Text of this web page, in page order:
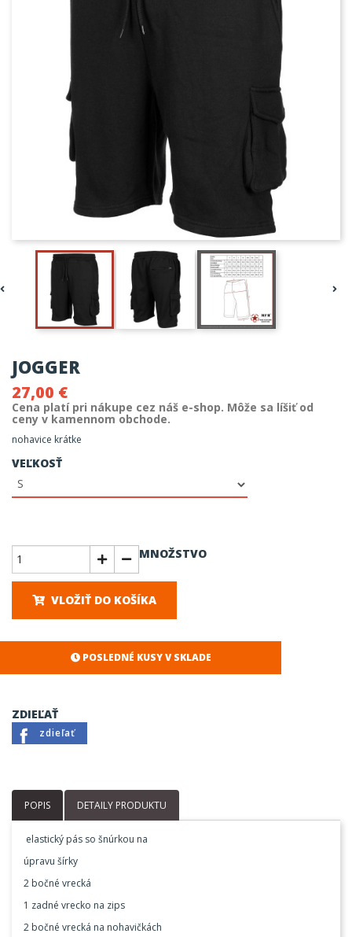
JOGGER
27,00 €
Cena platí pri nákupe cez náš e-shop. Môže sa líšiť od
ceny v kamennom obchode.
nohavice krátke
VEĽKOSŤ
MNOŽSTVO
VLOŽIŤ DO KOŠÍKA
SKLADOM
POSLEDNÉ KUSY V SKLADE
ZDIEĽAŤ
zdieľať
POPIS DETAILY PRODUKTU
elastický pás so šnúrkou na
úpravu šírky
2 bočné vrecká
1 zadné vrecko na zips
2 bočné vrecká na nohavičkách